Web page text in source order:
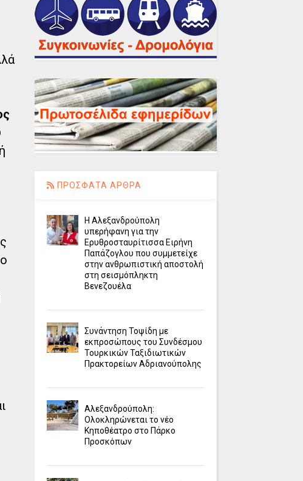
ΠΡΟΣΦΑΤΑ ΑΡΘΡΑ
Η Αλεξανδρούπολη
υπερήφανη για την
Ερυθροσταυρίτισσα Ειρήνη
Παπάζογλου που συμμετείχε
στην ανθρωπιστική αποστολή
στη σεισμόπληκτη
Βενεζουέλα
Συνάντηση Τοψίδη με
εκπροσώπους του Συνδέσμου
Τουρκικών Ταξιδιωτικών
Πρακτορείων Αδριανούπολης
Αλεξανδρούπολη:
Ολοκληρώνεται το νέο
Κηποθέατρο στο Πάρκο
Προσκόπων